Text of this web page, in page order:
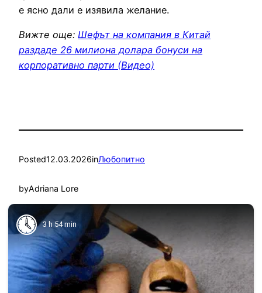
е ясно дали е изявила желание.
Вижте още: Шефът на компания в Китай
раздаде 26 милиона долара бонуси на
корпоративно парти (Видео)
Posted12.03.2026inЛюбопитно
byAdriana Lore
3 h 54 min